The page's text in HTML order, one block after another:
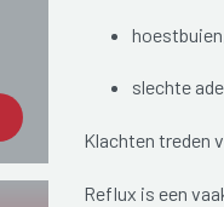
slechte
Klachten treden
Reflux is een